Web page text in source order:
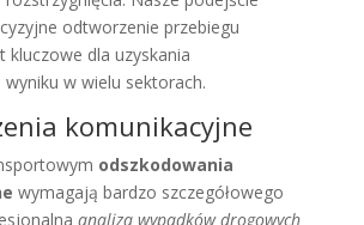
odtworzenie przebiegu
kluczowe dla uzyskania
w wielu sektorach.
komunikacyjne
odszkodowania
wymagają bardzo szczegółowego
analiza wypadków drogowych